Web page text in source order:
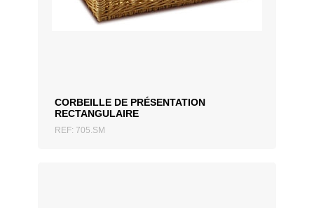
CORBEILLE DE PRÉSENTATION
RECTANGULAIRE
REF: 705.SM